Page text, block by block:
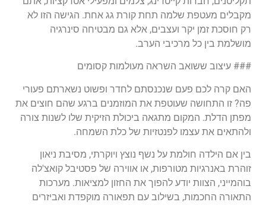
מקבלים מעטפת שלמה תחת קורת גג אחת. הגישה הזו לא
רק חוסכת זמן יקר ועצבים, אלא גם מבטיחה סינרגיה
מושלמת בין כל מרכיבי הערב.
### עיצוב ששואב השראה מעולמות קסומים
האם קרה לכם פעם שנכנסתם לחדר ופשוט נשארתם פעורי
פה? זו התחושה שעוטפת את המוזמנים ברגע שהם חוצים את
מפתן הדלת. המקום מתגאה ביכולת הזיקית שלו לשנות צורה
ולהתאים את עצמו לפנטזיות של כלת השמחה.
בין אם הילדה חולמת על נשף נוצץ ויוקרתי, מסיבת ניאון
זוהרת באנרגיות מטורפות, או אווירה של פסטיבל קואצ'לה
בוהמייני, הצוות יודע להפוך את החזון למציאות. מערכות
התאורה החכמות, בשילוב עם תפאורה מוקפדת ואביזרים